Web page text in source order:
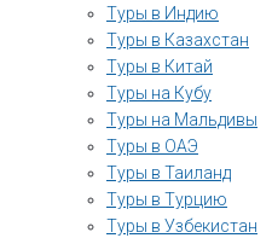
Туры в Индию
Туры в Казахстан
Туры в Китай
Туры на Кубу
Туры на Мальдивы
Туры в ОАЭ
Туры в Таиланд
Туры в Турцию
Туры в Узбекистан